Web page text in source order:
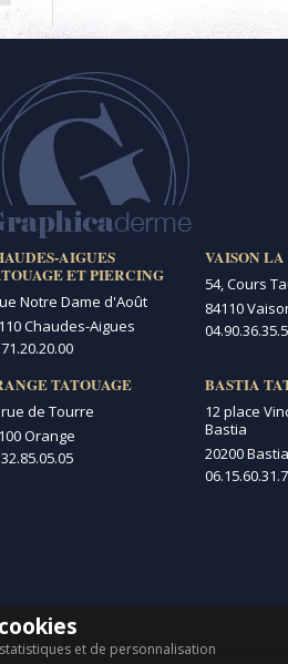
AIGUES
ET PIERCING
Notre Dame d'Août
Chaudes-Aigues
TATOUAGE
rue de Tourre
Orange
VAISON
54, Cours
84110
BASTIA
12 place
Bastia
20200 Bastia
et de personnalisation